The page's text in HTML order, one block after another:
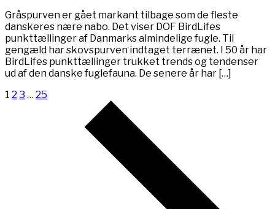
Gråspurven er gået markant tilbage som de fleste
danskeres nære nabo. Det viser DOF BirdLifes
punkttællinger af Danmarks almindelige fugle. Til
gengæld har skovspurven indtaget terrænet. I 50 år har
BirdLifes punkttællinger trukket trends og tendenser
ud af den danske fuglefauna. De senere år har […]
1 2 3 … 25